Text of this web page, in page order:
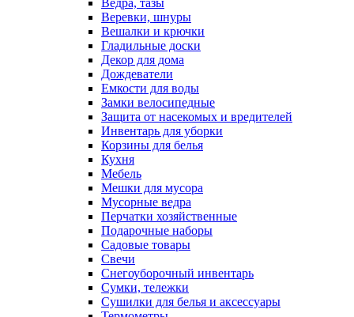
Веревки, шнуры
Вешалки и крючки
Гладильные доски
Декор для дома
Дождеватели
Емкости для воды
Замки велосипедные
Защита от насекомых и вредителей
Инвентарь для уборки
Корзины для белья
Кухня
Мебель
Мешки для мусора
Мусорные ведра
Перчатки хозяйственные
Подарочные наборы
Садовые товары
Свечи
Снегоуборочный инвентарь
Сумки, тележки
Сушилки для белья и аксессуары